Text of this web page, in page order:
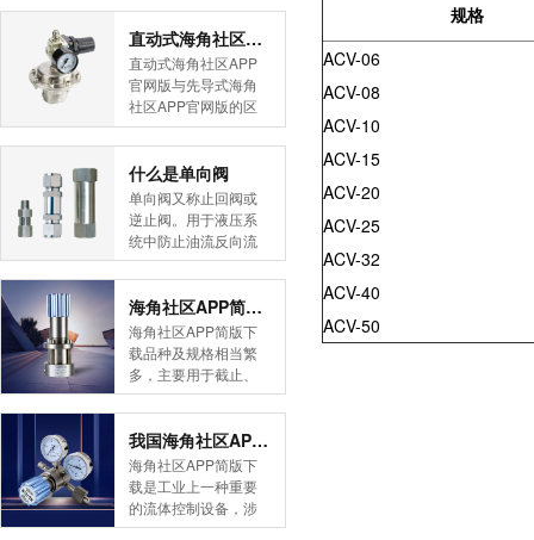
规格
ACV-06
ACV-08
ACV-10
ACV-15
ACV-20
ACV-25
ACV-32
ACV-40
ACV-50
直动式海角社区APP官网版与先导式海角社区APP官网版的区别
直动式海角社区APP
官网版与先导式海角
社区APP官网版的区
别是什么？HJBA8海
角论坛海角社区APP
简版下载告诉您！先
导式海角社区APP官
网版是采用控制阀体
内的启闭件的开度来
调节介质的流量，将
介质的压力降低，同
时借助阀后压力的作
用调节启闭件的开
度，使阀后压力保持
在一定范围内，在进
口压力不断变化的情
在设定的范围内，保
护其后的生活生产器
具。本类海角社区
APP简版下载在管......
什么是单向阀
单向阀又称止回阀或
逆止阀。用于液压系
统中防止油流反向流
动,或者用于气动系统
中防止压缩空气逆向
流动。今天HJBA8海
角论坛海角社区APP
简版下载为您介绍一
下什么是单向阀。
一、简介单向阀有直
通式和直角式两种。
直通式单向阀用螺纹
连接安装在管路上。
直角式单向阀有螺纹
连接、板式连接和法
兰连接三种形式。液
海角社区APP简版下载的维护保养方式有哪些
海角社区APP简版下
载品种及规格相当繁
多，主要用于截止、
导流、稳压、分流
等，用途广泛。正确
和有序有效的维护保
养会保护海角社区
APP简版下载，使海
角社区APP简版下载
正常发挥功能并且延
我国海角社区APP简版下载市场的现状及前景如何
海角社区APP简版下
载是工业上一种重要
的流体控制设备，涉
及到国民经济诸多部